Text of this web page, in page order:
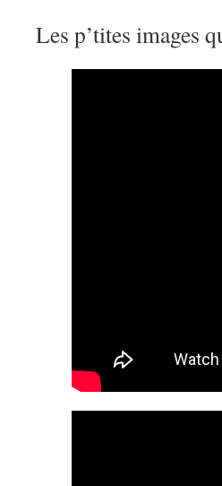
Les p’tites images